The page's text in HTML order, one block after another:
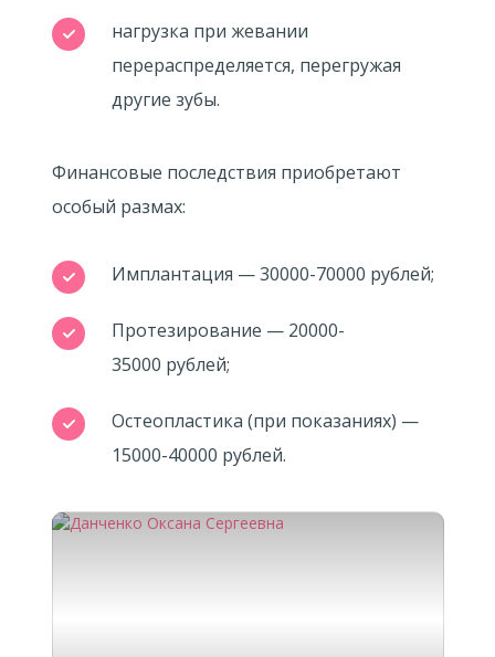
нагрузка при жевании
перераспределяется, перегружая
другие зубы.
Финансовые последствия приобретают
особый размах:
Имплантация — 30000-70000 рублей;
Протезирование — 20000-
35000 рублей;
Остеопластика (при показаниях) —
15000-40000 рублей.